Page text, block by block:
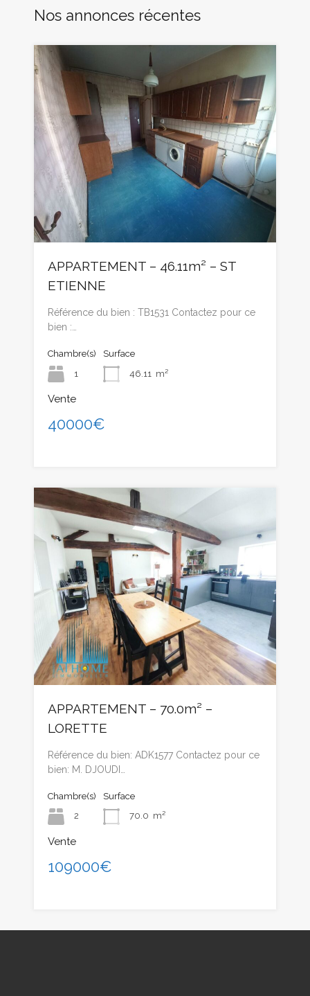
Nos annonces récentes
APPARTEMENT – 46.11m² – ST
ETIENNE
Référence du bien : TB1531 Contactez pour ce
bien :…
Chambre(s)
1
Surface
46.11 m²
Vente
40000€
APPARTEMENT – 70.0m² –
LORETTE
Référence du bien: ADK1577 Contactez pour ce
bien: M. DJOUDI…
Chambre(s)
2
Surface
70.0 m²
Vente
109000€